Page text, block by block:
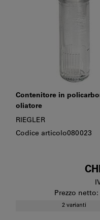
Contenitore in
oliatore
RIEGLER
Codice articolo080023
Prezzo netto:
2 varianti